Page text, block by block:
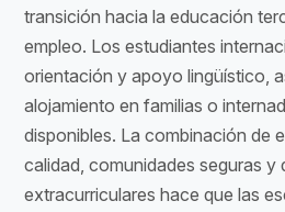
transición hacia la educación
empleo. Los estudiantes
orientación y apoyo lingüístico,
alojamiento en familias o
disponibles. La combinación de
calidad, comunidades seguras y
extracurriculares hace que las